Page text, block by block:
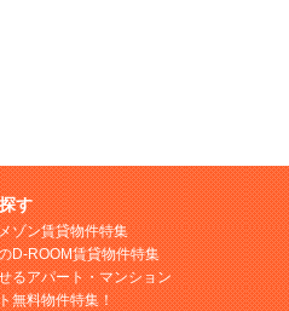
す
ゾン賃貸物件特集
D-ROOM賃貸物件特集
るアパート・マンション
無料物件特集！